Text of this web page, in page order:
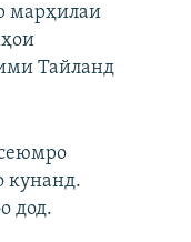
марҳилаи
Тайланд
кунанд.
дод.